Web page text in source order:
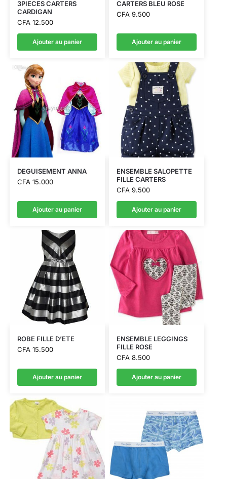
3PIECES CARTERS
CARDIGAN
CFA12.500
Ajouter au panier
CARTERS BLEU ROSE
CFA9.500
Ajouter au panier
DEGUISEMENT ANNA
CFA15.000
Ajouter au panier
ENSEMBLE SALOPETTE
FILLE CARTERS
CFA9.500
Ajouter au panier
ROBE FILLE D’ETE
CFA15.500
Ajouter au panier
ENSEMBLE LEGGINGS
FILLE ROSE
CFA8.500
Ajouter au panier